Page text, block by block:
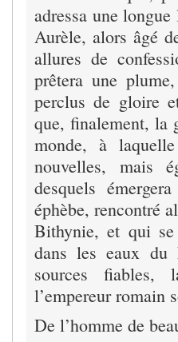
adressa une
Aurèle, alors âgé
allures de
prêtera une
perclus de gloire
que, finalement, la
monde, à
nouvelles, mais
desquels
éphèbe, rencontré
Bithynie, et qui se
dans les eaux du
sources fiables,
l’empereur romain
De l’homme de